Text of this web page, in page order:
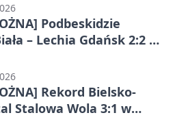
Podbeskidzie
– Lechia Gdańsk 2:2 w
Rekord Bielsko-
Stalowa Wola 3:1 w